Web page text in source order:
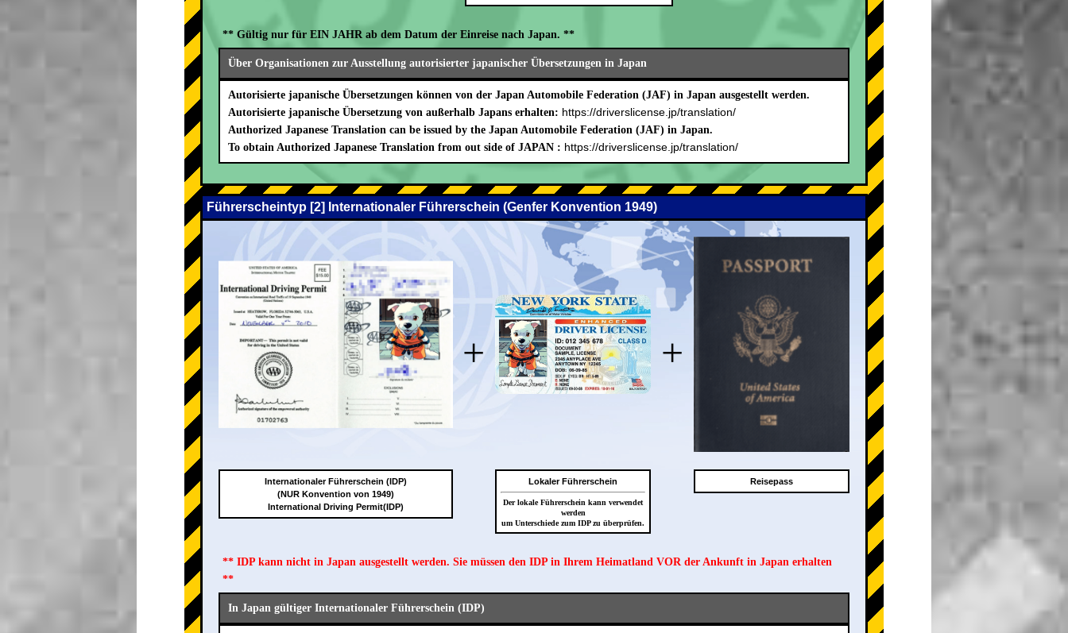
** Gültig nur für EIN JAHR ab dem Datum der Einreise nach Japan. **
Über Organisationen zur Ausstellung autorisierter japanischer Übersetzungen in Japan
Autorisierte japanische Übersetzungen können von der Japan Automobile Federation (JAF) in Japan ausgestellt werden.
Autorisierte japanische Übersetzung von außerhalb Japans erhalten: https://driverslicense.jp/translation/
Authorized Japanese Translation can be issued by the Japan Automobile Federation (JAF) in Japan.
To obtain Authorized Japanese Translation from out side of JAPAN : https://driverslicense.jp/translation/
Führerscheintyp [2] Internationaler Führerschein (Genfer Konvention 1949)
+ +
Internationaler Führerschein (IDP)
(NUR Konvention von 1949)
International Driving Permit(IDP)
Lokaler Führerschein
Der lokale Führerschein kann verwendet
werden
um Unterschiede zum IDP zu überprüfen.
Reisepass
** IDP kann nicht in Japan ausgestellt werden. Sie müssen den IDP in Ihrem Heimatland VOR der Ankunft in Japan erhalten
**
In Japan gültiger Internationaler Führerschein (IDP)